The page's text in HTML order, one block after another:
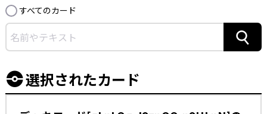
すべてのカード
選択されたカード